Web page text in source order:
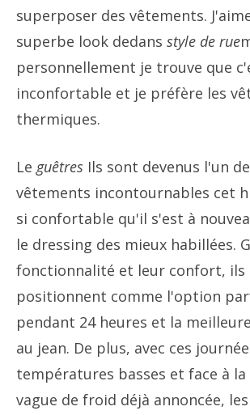
superposer des vêtements.
superbe look dedans style de rue
personnellement je trouve que
inconfortable et je préfère les
thermiques.
Le guêtres Ils sont devenus l'un
vêtements incontournables cet
si confortable qu'il s'est à
le dressing des mieux habillées.
fonctionnalité et leur confort, ils
positionnent comme l'option
pendant 24 heures et la
au jean. De plus, avec ces
températures basses et face à la
vague de froid déjà annoncée,